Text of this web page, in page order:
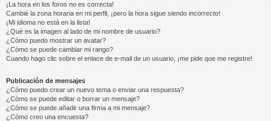
¡La hora en los foros no es correcta!
Cambié la zona horaria en mi perfil, ¡pero la hora sigue siendo incorrecto!
¡Mi idioma no está en la lista!
¿Qué es la imagen al lado de mi nombre de usuario?
¿Cómo puedo mostrar un avatar?
¿Cómo se puede cambiar mi rango?
Cuando hago clic sobre el enlace de e-mail de un usuario, ¡me pide que me registre!
Publicación de mensajes
¿Cómo puedo crear un nuevo tema o enviar una respuesta?
¿Cómo se puede editar o borrar un mensaje?
¿Cómo se puede añadir una firma a mi mensaje?
¿Cómo creo una encuesta?